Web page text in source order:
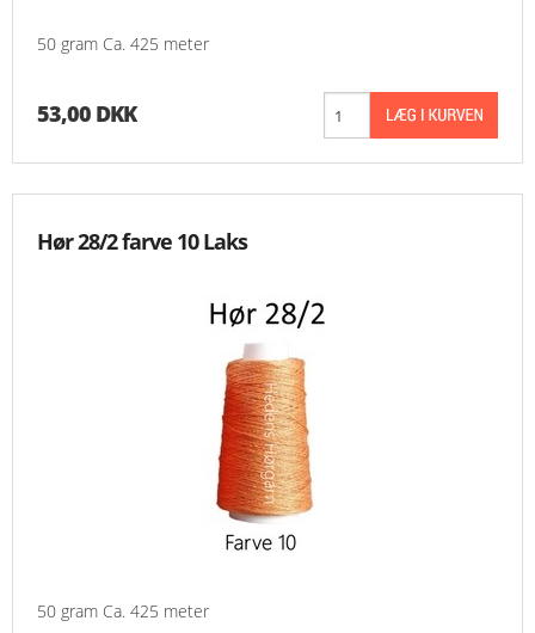
50 gram Ca. 425 meter
53,00 DKK
Hør 28/2 farve 10 Laks
50 gram Ca. 425 meter